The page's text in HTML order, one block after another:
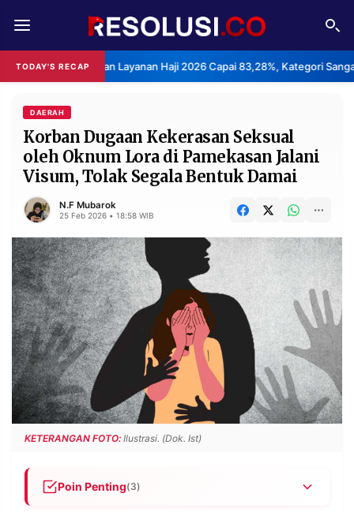
TODAY'S RECAP
Kepuasan Layanan Haji 2026 Capai 83,28%, Kategori Sangat
REDAKSI TENTANG
RESOLUSI IKLAN
RUBRIKASI
EDITORIAL AKSARA
FINANSIA PERSONA
DAERAH NASIONAL
MANCA SPORT
INFORMASI
PRIVACY
POLICY
BERITA
WARGA
INFORMASI
IKLAN
KIRIM
TULISAN
PENGADUAN TERM
DAERAH
Korban Dugaan Kekerasan Seksual
oleh Oknum Lora di Pamekasan Jalani
Visum, Tolak Segala Bentuk Damai
N.F Mubarok
25 Feb 2026 • 18:58 WIB
KETERANGAN FOTO: Ilustrasi. (Dok. Ist)
Poin Penting(3)